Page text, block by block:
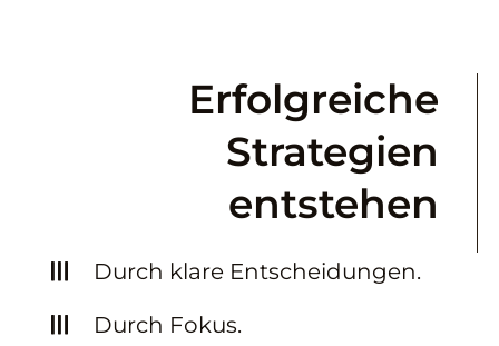
Erfolgreiche
Strategien
entstehen
Durch klare Entscheidungen.
Durch Fokus.